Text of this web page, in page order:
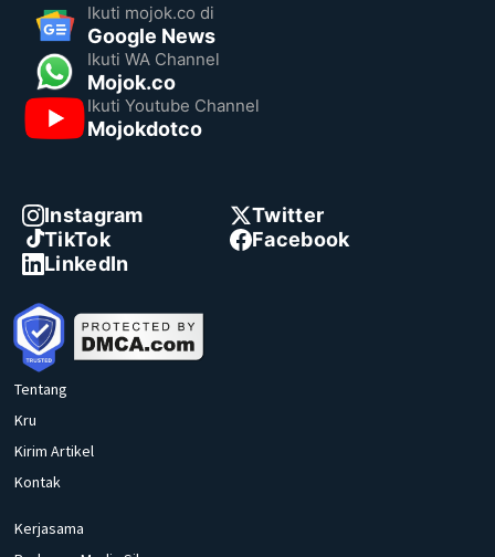
Ikuti mojok.co di
Google News
Ikuti WA Channel
Mojok.co
Ikuti Youtube Channel
Mojokdotco
Instagram
Twitter
TikTok
Facebook
LinkedIn
Tentang
Kru
Kirim Artikel
Kontak
Kerjasama